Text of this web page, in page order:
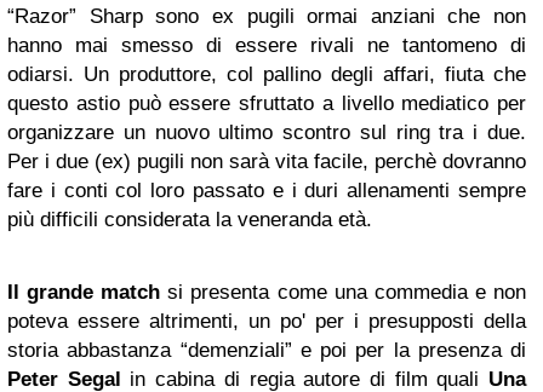
“Razor” Sharp sono ex pugili ormai anziani che non
hanno mai smesso di essere rivali ne tantomeno di
odiarsi. Un produttore, col pallino degli affari, fiuta che
questo astio può essere sfruttato a livello mediatico per
organizzare un nuovo ultimo scontro sul ring tra i due.
Per i due (ex) pugili non sarà vita facile, perchè dovranno
fare i conti col loro passato e i duri allenamenti sempre
più difficili considerata la veneranda età.
Il grande matchsi presenta come una commedia e non
poteva essere altrimenti, un po' per i presupposti della
storia abbastanza “demenziali” e poi per la presenza di
Peter Segal in cabina di regia autore di film quali Una